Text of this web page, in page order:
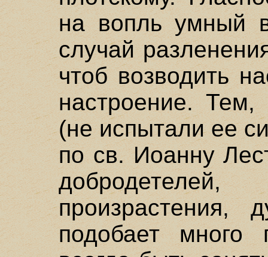
на вопль умный
случай
чтоб возводить
настроение.
(не испытали ее
по св. Иоанну
подобает